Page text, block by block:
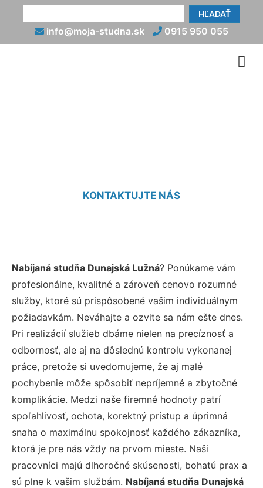
HĽADAŤ
info@moja-studna.sk 0915 950 055
KONTAKTUJTE NÁS
Nabíjaná studňa Dunajská Lužná? Ponúkame vám
profesionálne, kvalitné a zároveň cenovo rozumné
služby, ktoré sú prispôsobené vašim individuálnym
požiadavkám. Neváhajte a ozvite sa nám ešte dnes.
Pri realizácií služieb dbáme nielen na precíznosť a
odbornosť, ale aj na dôslednú kontrolu vykonanej
práce, pretože si uvedomujeme, že aj malé
pochybenie môže spôsobiť nepríjemné a zbytočné
komplikácie. Medzi naše firemné hodnoty patrí
spoľahlivosť, ochota, korektný prístup a úprimná
snaha o maximálnu spokojnosť každého zákazníka,
ktorá je pre nás vždy na prvom mieste. Naši
pracovníci majú dlhoročné skúsenosti, bohatú prax a
sú plne k vašim službám. Nabíjaná studňa Dunajská